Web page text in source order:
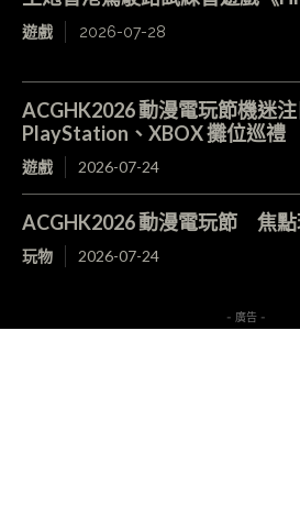
遊戲 2026-07-28
ACGHK2026 動漫電玩節機迷
PlayStation、XBOX 攤位巡禮
遊戲 2026-07-24
ACGHK2026 動漫電玩節 焦點
玩物 2026-07-24
- 廣告 -